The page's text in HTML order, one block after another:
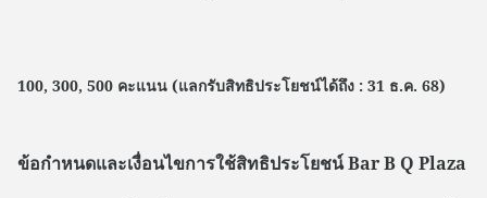
100, 300, 500 คะแนน (แลกรับสิทธิประโยชน์ได้ถึง : 31 ธ.ค. 68)
ข้อกำหนดและเงื่อนไขการใช้สิทธิประโยชน์ Bar B Q Plaza